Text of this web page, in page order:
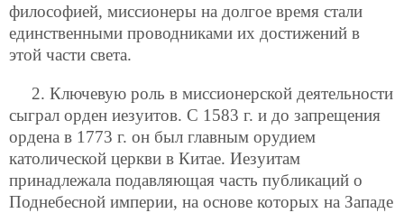
философией, миссионеры на долгое время стали
единственными проводниками их достижений в
этой части света.
2. Ключевую роль в миссионерской деятельности
сыграл орден иезуитов. С 1583 г. и до запрещения
ордена в 1773 г. он был главным орудием
католической церкви в Китае. Иезуитам
принадлежала подавляющая часть публикаций о
Поднебесной империи, на основе которых на Западе